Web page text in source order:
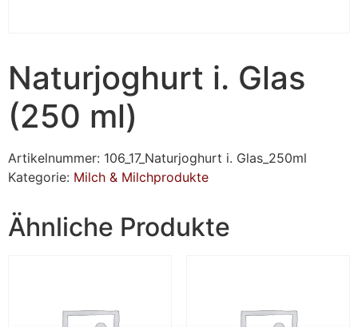
Naturjoghurt i. Glas
(250 ml)
Artikelnummer: 106_17_Naturjoghurt i. Glas_250ml
Kategorie: Milch & Milchprodukte
Ähnliche Produkte